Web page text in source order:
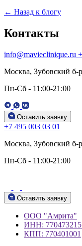
← Назад к блогу
Контакты
info@mavieclinique.ru
Москва, Зубовский б-
Пн-Сб - 11:00-21:00
Оставить заявку
+7 495 003 03 01
Москва, Зубовский б-
Пн-Сб - 11:00-21:00
Оставить заявку
ООО "Амрита"
ИНН:
КПП: 770401001